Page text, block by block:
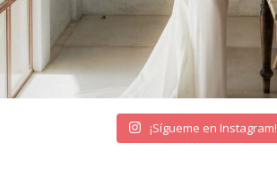
¡Sígueme en Instagram!